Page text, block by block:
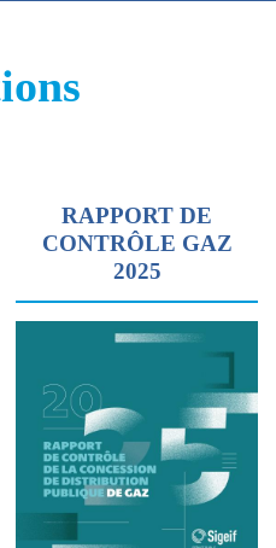
RAPPORT DE
CONTRÔLE GAZ
2025